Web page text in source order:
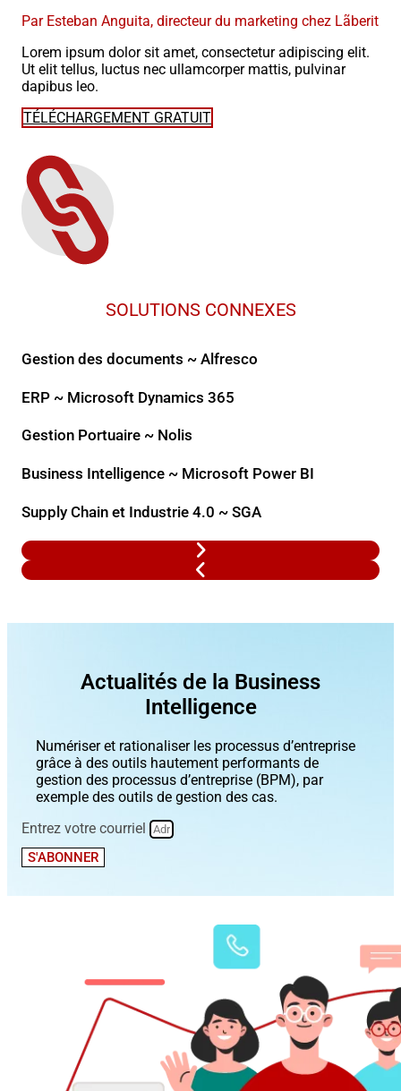
Par Esteban Anguita, directeur du marketing chez Lãberit
Lorem ipsum dolor sit amet, consectetur adipiscing elit.
Ut elit tellus, luctus nec ullamcorper mattis, pulvinar
dapibus leo.
TÉLÉCHARGEMENT GRATUIT
SOLUTIONS CONNEXES
Gestion des documents ~ Alfresco
ERP ~ Microsoft Dynamics 365
Gestion Portuaire ~ Nolis
Business Intelligence ~ Microsoft Power BI
Supply Chain et Industrie 4.0 ~ SGA
Actualités de la Business
Intelligence
Numériser et rationaliser les processus d’entreprise
grâce à des outils hautement performants de
gestion des processus d’entreprise (BPM), par
exemple des outils de gestion des cas.
Entrez votre courriel
S'ABONNER